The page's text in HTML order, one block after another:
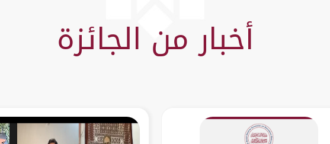
أخبار من الجائزة